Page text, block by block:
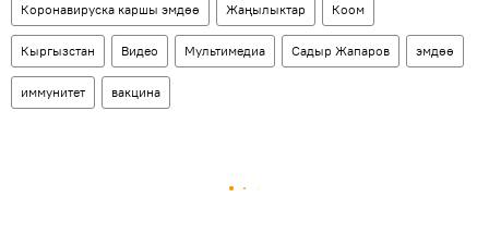
Коронавируска каршы эмдөө Жаңылыктар Коом
Кыргызстан Видео Мультимедиа Садыр Жапаров эмдөө
иммунитет вакцина